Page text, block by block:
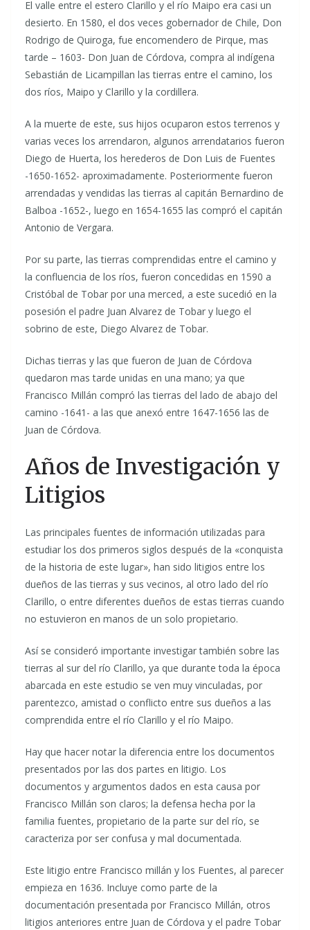
El valle entre el estero Clarillo y el río Maipo era casi un
desierto. En 1580, el dos veces gobernador de Chile, Don
Rodrigo de Quiroga, fue encomendero de Pirque, mas
tarde – 1603- Don Juan de Córdova, compra al indígena
Sebastián de Licampillan las tierras entre el camino, los
dos ríos, Maipo y Clarillo y la cordillera.
A la muerte de este, sus hijos ocuparon estos terrenos y
varias veces los arrendaron, algunos arrendatarios fueron
Diego de Huerta, los herederos de Don Luis de Fuentes
-1650-1652- aproximadamente. Posteriormente fueron
arrendadas y vendidas las tierras al capitán Bernardino de
Balboa -1652-, luego en 1654-1655 las compró el capitán
Antonio de Vergara.
Por su parte, las tierras comprendidas entre el camino y
la confluencia de los ríos, fueron concedidas en 1590 a
Cristóbal de Tobar por una merced, a este sucedió en la
posesión el padre Juan Alvarez de Tobar y luego el
sobrino de este, Diego Alvarez de Tobar.
Dichas tierras y las que fueron de Juan de Córdova
quedaron mas tarde unidas en una mano; ya que
Francisco Millán compró las tierras del lado de abajo del
camino -1641- a las que anexó entre 1647-1656 las de
Juan de Córdova.
Años de Investigación y
Litigios
Las principales fuentes de información utilizadas para
estudiar los dos primeros siglos después de la «conquista
de la historia de este lugar», han sido litigios entre los
dueños de las tierras y sus vecinos, al otro lado del río
Clarillo, o entre diferentes dueños de estas tierras cuando
no estuvieron en manos de un solo propietario.
Así se consideró importante investigar también sobre las
tierras al sur del río Clarillo, ya que durante toda la época
abarcada en este estudio se ven muy vinculadas, por
parentezco, amistad o conflicto entre sus dueños a las
comprendida entre el río Clarillo y el río Maipo.
Hay que hacer notar la diferencia entre los documentos
presentados por las dos partes en litigio. Los
documentos y argumentos dados en esta causa por
Francisco Millán son claros; la defensa hecha por la
familia fuentes, propietario de la parte sur del río, se
caracteriza por ser confusa y mal documentada.
Este litigio entre Francisco millán y los Fuentes, al parecer
empieza en 1636. Incluye como parte de la
documentación presentada por Francisco Millán, otros
litigios anteriores entre Juan de Córdova y el padre Tobar